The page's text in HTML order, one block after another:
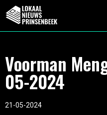
Voorman
05-2024
21-05-2024